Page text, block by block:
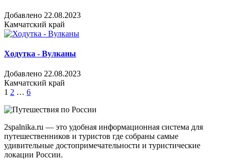
Добавлено 22.08.2023
Камчатский край
Ходутка - Вулканы
Добавлено 22.08.2023
Камчатский край
Пагинация
записей
1 2 … 6
2spalnika.ru — это удобная информационная система для
путешественников и туристов где собраны самые
удивительные достопримечательности и туристические
локации России.